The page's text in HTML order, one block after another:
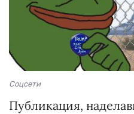
Соцсети
Публикация,